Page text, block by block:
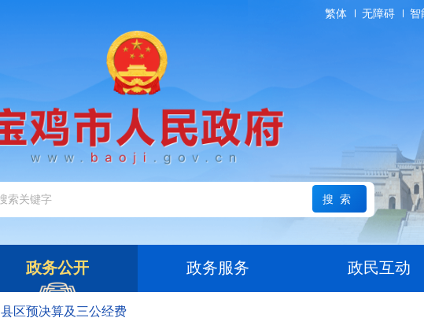
繁体 无障碍 智
搜索
政务公开 政务服务 政民互动
县区预决算及三公经费